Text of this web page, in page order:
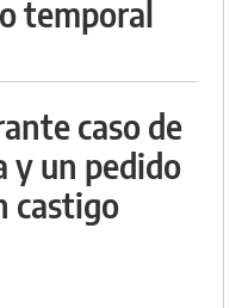
temporal
caso de
y un pedido
castigo